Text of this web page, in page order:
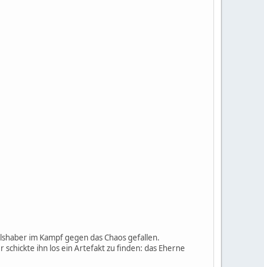
im Kampf gegen das Chaos gefallen.
ihn los ein Artefakt zu finden: das Eherne